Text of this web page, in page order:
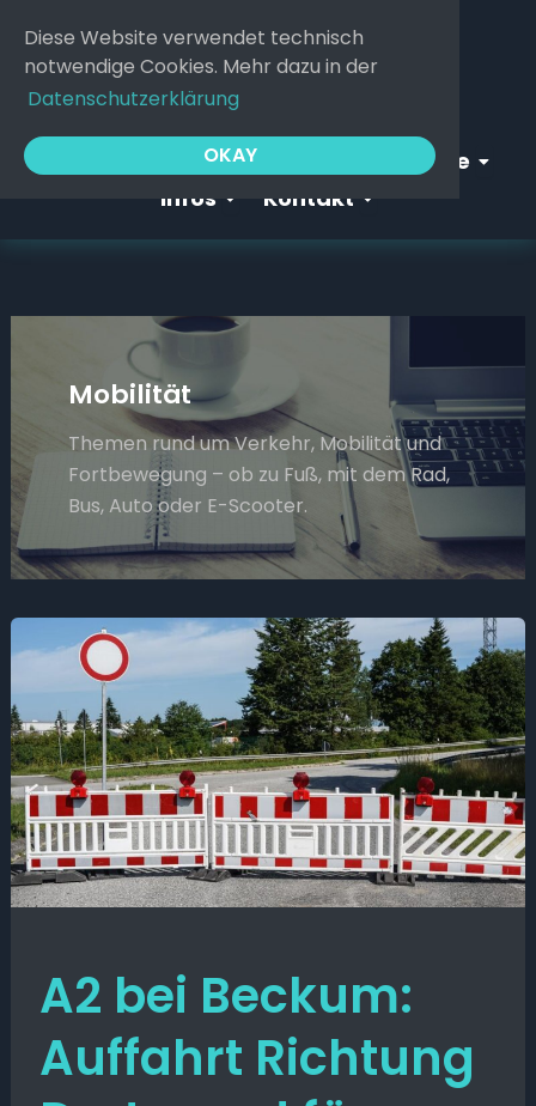
Diese Website verwendet technisch
notwendige Cookies. Mehr dazu in der
Datenschutzerklärung
OKAY
Inhalt
springen
Webgeflüster Open Webgeflüster
Service
Infos Kontakt
Mobilität
Themen rund um Verkehr, Mobilität und
Fortbewegung – ob zu Fuß, mit dem Rad,
Bus, Auto oder E-Scooter.
A2 bei Beckum:
Auffahrt Richtung